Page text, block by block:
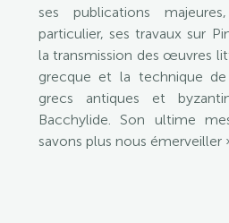
ses publications
particulier, ses travaux sur
la transmission des œuvres
grecque et la technique
grecs antiques et
Bacchylide. Son ultime
savons plus nous émerveiller